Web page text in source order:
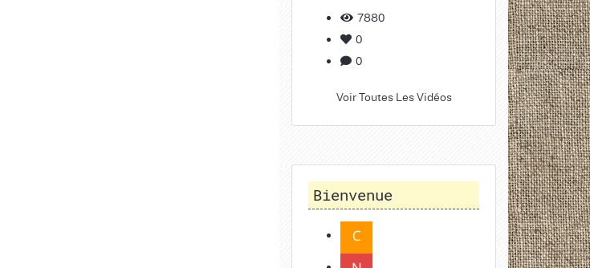
7880
0
0
Voir Toutes Les Vidéos
Bienvenue